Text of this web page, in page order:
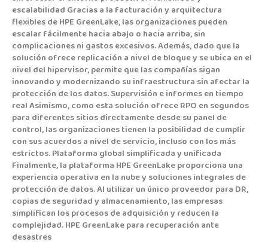
escalabilidad Gracias a la facturación y arquitectura
flexibles de HPE GreenLake, las organizaciones pueden
escalar fácilmente hacia abajo o hacia arriba, sin
complicaciones ni gastos excesivos. Además, dado que la
solución ofrece replicación a nivel de bloque y se ubica en el
nivel del hipervisor, permite que las compañías sigan
innovando y modernizando su infraestructura sin afectar la
protección de los datos. Supervisión e informes en tiempo
real Asimismo, como esta solución ofrece RPO en segundos
para diferentes sitios directamente desde su panel de
control, las organizaciones tienen la posibilidad de cumplir
con sus acuerdos a nivel de servicio, incluso con los más
estrictos. Plataforma global simplificada y unificada
Finalmente, la plataforma HPE GreenLake proporciona una
experiencia operativa en la nube y soluciones integrales de
protección de datos. Al utilizar un único proveedor para DR,
copias de seguridad y almacenamiento, las empresas
simplifican los procesos de adquisición y reducen la
complejidad. HPE GreenLake para recuperación ante
desastres